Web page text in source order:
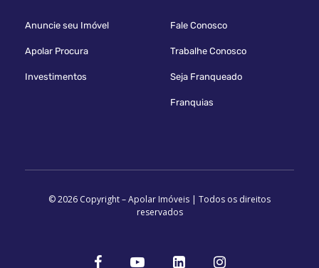
Anuncie seu Imóvel
Apolar Procura
Investimentos
Fale Conosco
Trabalhe Conosco
Seja Franqueado
Franquias
© 2026 Copyright – Apolar Imóveis | Todos os direitos
reservados